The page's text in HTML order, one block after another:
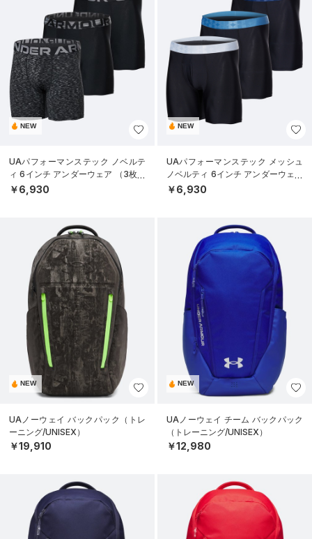
NEW
UAパフォーマンステック ノベルテ
ィ 6インチ アンダーウェア （3枚セ
ット）（トレーニング/MEN）
￥6,930
NEW
UAパフォーマンステック メッシュ
ノベルティ 6インチ アンダーウェア
（3枚セット）（トレーニング/ME
￥6,930
NEW
UAノーウェイ バックパック（トレ
ーニング/UNISEX）
￥19,910
NEW
UAノーウェイ チーム バックパック
（トレーニング/UNISEX）
￥12,980